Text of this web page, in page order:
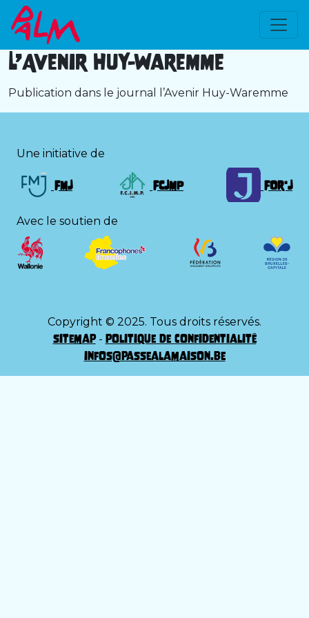
L’Avenir Huy-Waremme
Publication dans le journal l’Avenir Huy-Waremme
Une initiative de
FMJ FCJMP FOr'J
Avec le soutien de
Copyright © 2025. Tous droits réservés.
sitemap- politique de confidentialité
infos@passealamaison.be